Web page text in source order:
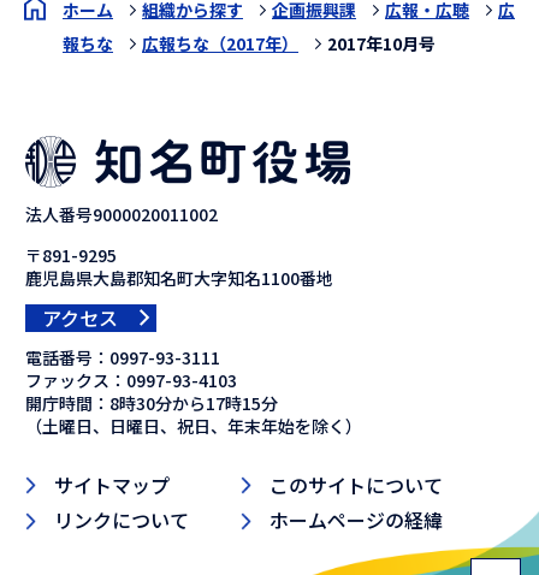
ホーム 組織から探す 企画振興課 広報・広聴
広
報ちな
広報ちな（2017年） 2017年10月号
法人番号9000020011002
〒891-9295
鹿児島県大島郡知名町大字知名1100番地
アクセス
電話番号： 0997-93-3111
ファックス： 0997-93-4103
開庁時間：8時30分から17時15分
（土曜日、日曜日、祝日、年末年始を除く）
サイトマップ
このサイトについて
リンクについて
ホームページの経緯